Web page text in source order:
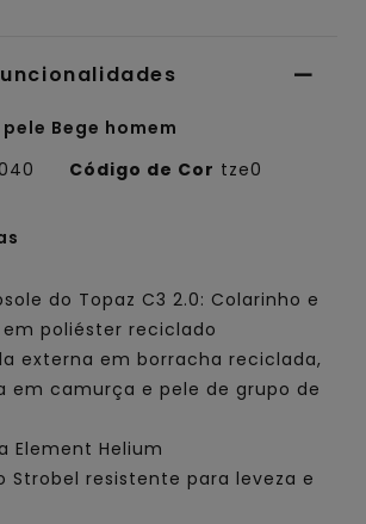
Bege homem
Código de Cor tze0
do Topaz C3 2.0: Colarinho e
poliéster reciclado
externa em borracha reciclada,
em camurça e pele de grupo de
Element Helium
Strobel resistente para leveza e